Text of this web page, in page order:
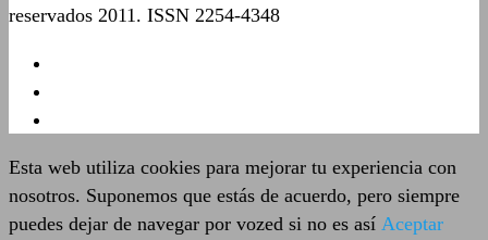
reservados 2011. ISSN 2254-4348
Esta web utiliza cookies para mejorar tu experiencia con
nosotros. Suponemos que estás de acuerdo, pero siempre
puedes dejar de navegar por vozed si no es así Aceptar